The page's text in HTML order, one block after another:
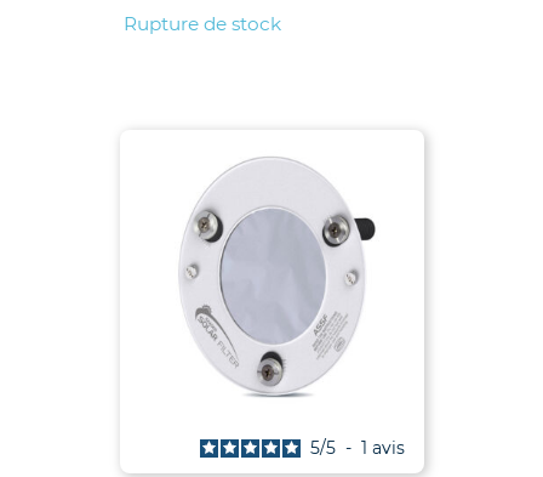
Rupture de stock
5/5 - 1 avis